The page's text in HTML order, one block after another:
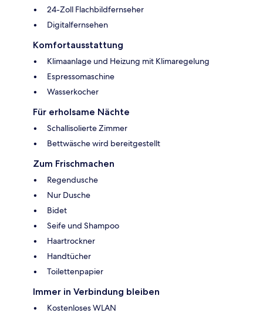
24-Zoll Flachbildfernseher
Digitalfernsehen
Komfortausstattung
Klimaanlage und Heizung mit Klimaregelung
Espressomaschine
Wasserkocher
Für erholsame Nächte
Schallisolierte Zimmer
Bettwäsche wird bereitgestellt
Zum Frischmachen
Regendusche
Nur Dusche
Bidet
Seife und Shampoo
Haartrockner
Handtücher
Toilettenpapier
Immer in Verbindung bleiben
Kostenloses WLAN